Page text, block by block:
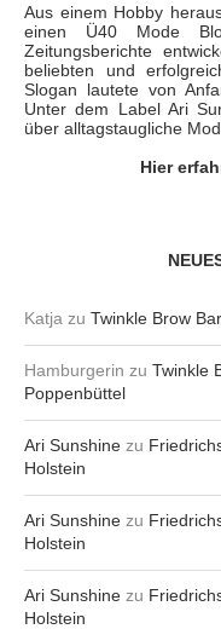
Aus einem Hobby
einen Ü40 Mode
Zeitungsberichte
beliebten und
Slogan lautete von
Unter dem Label Ari
über alltagstaugliche
Hier
Katja zu Twinkle Brow
Hamburgerin zu Twinkle
Poppenbüttel
Ari Sunshine zu
Holstein
Ari Sunshine zu
Holstein
Ari Sunshine zu
Holstein